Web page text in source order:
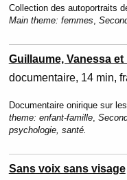
Collection des autoportraits
Main theme: femmes
Guillaume, Vanessa
documentaire 14 min
Documentaire onirique sur
theme: enfant-famille,
psychologie, santé.
Sans voix sans visage